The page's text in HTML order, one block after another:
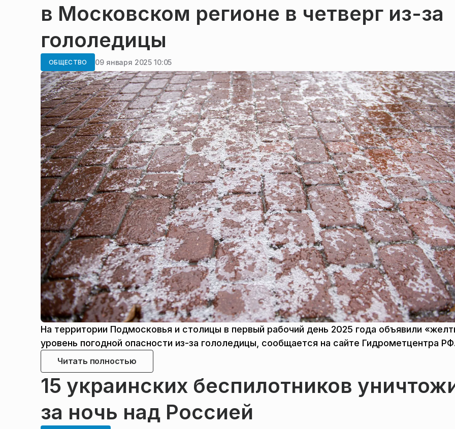
в Московском регионе в четверг из-за
гололедицы
ОБЩЕСТВО 09 января 2025 10:05
На территории Подмосковья и столицы в первый рабочий день 2025 года объявили
уровень погодной опасности из-за гололедицы, сообщается на сайте Гидрометцентра
Читать полностью
15 украинских беспилотников
за ночь над Россией